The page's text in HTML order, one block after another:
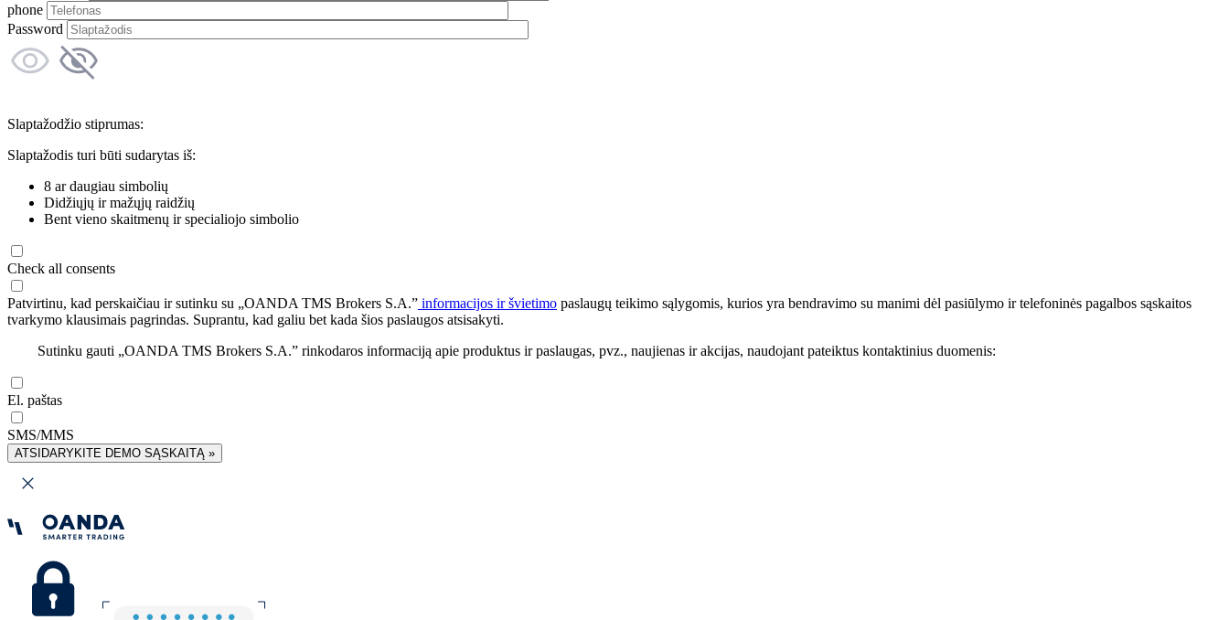
phone
Password
Slaptažodžio stiprumas:
Slaptažodis turi būti sudarytas iš:
8 ar daugiau simbolių
Didžiųjų ir mažųjų raidžių
Bent vieno skaitmenų ir specialiojo simbolio
Check all consents
Patvirtinu, kad perskaičiau ir sutinku su „OANDA TMS Brokers S.A.” informacijos ir švietimo paslaugų teikimo sąlygomis, kurios yra bendravimo su manimi dėl pasiūlymo ir telefoninės pagalbos sąskaitos
tvarkymo klausimais pagrindas. Suprantu, kad galiu bet kada šios paslaugos atsisakyti.
Sutinku gauti „OANDA TMS Brokers S.A.” rinkodaros informaciją apie produktus ir paslaugas, pvz., naujienas ir akcijas, naudojant pateiktus kontaktinius duomenis:
El. paštas
SMS/MMS
ATSIDARYKITE DEMO SĄSKAITĄ »